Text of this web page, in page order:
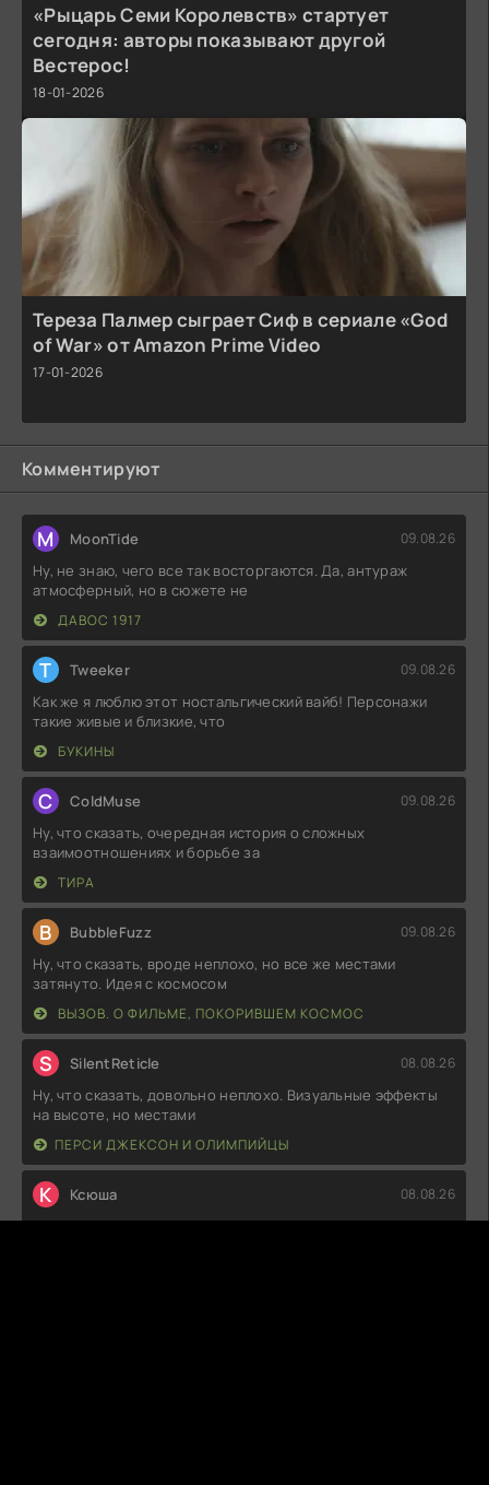
«Рыцарь Семи Королевств» стартует
сегодня: авторы показывают другой
Вестерос!
18-01-2026
Тереза Палмер сыграет Сиф в сериале «God
of War» от Amazon Prime Video
17-01-2026
Комментируют
M MoonTide 09.08.26
Ну, не знаю, чего все так восторгаются. Да, антураж
атмосферный, но в сюжете не
ДАВОС 1917
T Tweeker 09.08.26
Как же я люблю этот ностальгический вайб! Персонажи
такие живые и близкие, что
БУКИНЫ
C ColdMuse 09.08.26
Ну, что сказать, очередная история о сложных
взаимоотношениях и борьбе за
ТИРА
B BubbleFuzz 09.08.26
Ну, что сказать, вроде неплохо, но все же местами
затянуто. Идея с космосом
ВЫЗОВ. О ФИЛЬМЕ, ПОКОРИВШЕМ КОСМОС
S SilentReticle 08.08.26
Ну, что сказать, довольно неплохо. Визуальные эффекты
на высоте, но местами
ПЕРСИ ДЖЕКСОН И ОЛИМПИЙЦЫ
К Ксюша 08.08.26
Как же это странно, но в то же время интересно! Сюжет,